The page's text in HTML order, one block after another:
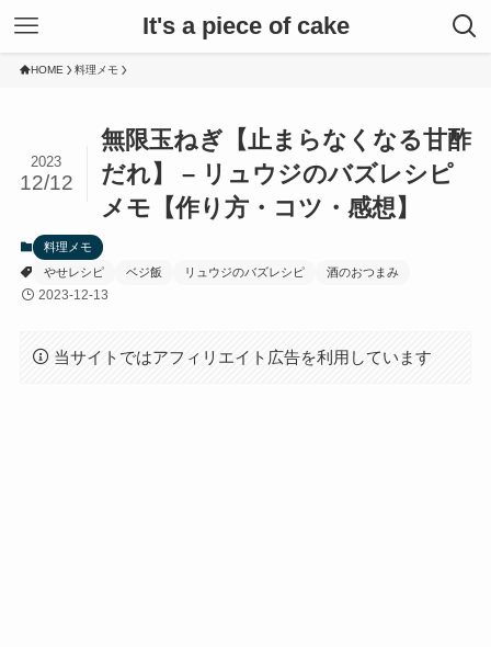
It's a piece of cake
HOME 料理メモ
無限玉ねぎ【止まらなくなる甘酢
だれ】 – リュウジのバズレシピ
メモ【作り方・コツ・感想】
2023
12/12
料理メモ
やせレシピ
ベジ飯 リュウジのバズレシピ 酒のおつまみ
2023-12-13
当サイトではアフィリエイト広告を利用しています